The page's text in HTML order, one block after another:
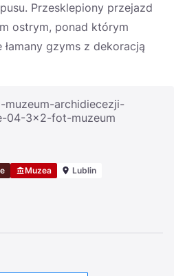
Przesklepiony przejazd
ostrym, ponad którym
gzyms z dekoracją
Muzea Lublin